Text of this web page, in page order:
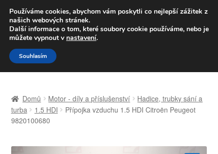
DOPRAVA od 139,-Kč
Volejte po-pá 9-16 704 494 494
Přeskočit
na
navigaci
Přejít
k
obsahu
Celosvětová doprava
Domů Motor - díly a příslušenství
Hadice, trubky sání a
turba
1.5 HDI
Přípojka vzduchu 1.5 HDI Citroën Peugeot
9820100680
Používáme cookies, abychom vám poskytli co nejlepší zážitek z
našich webových stránek.
Další informace o tom, které soubory cookie používáme, nebo je
můžete vypnout v nastavení.
Souhlasím